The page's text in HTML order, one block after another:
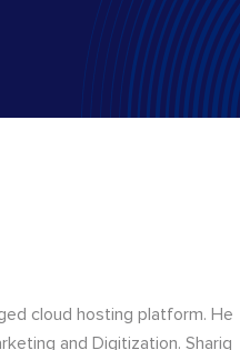
cloud hosting platform. He
and Digitization. Shariq